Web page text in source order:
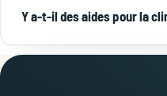
Y a-t-il des aides pour la
Une gainable réversible